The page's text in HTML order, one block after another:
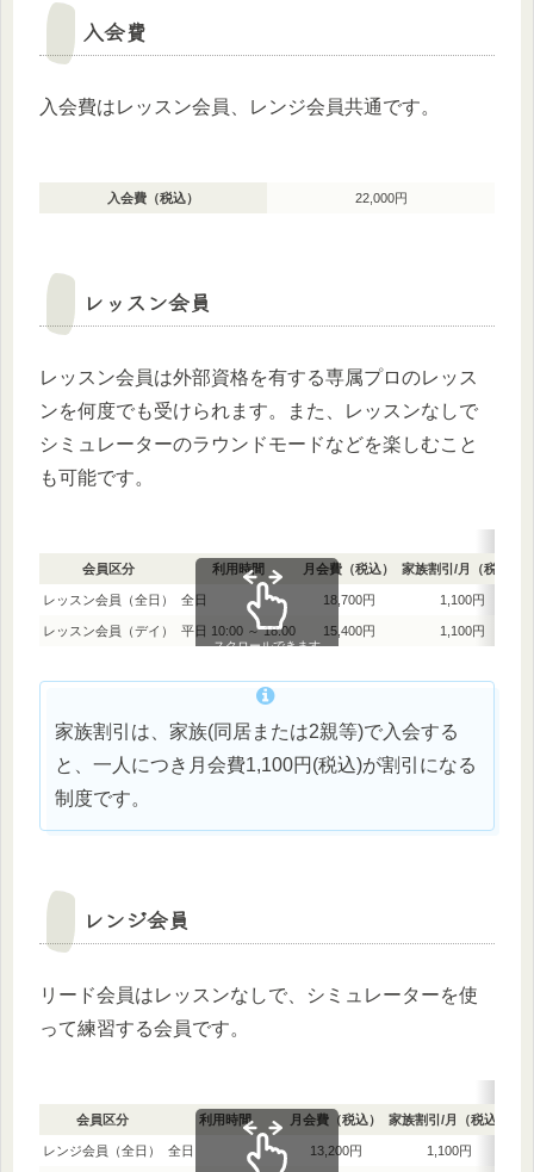
入会費
入会費はレッスン会員、レンジ会員共通です。
入会費（税込） 22,000円
レッスン会員
レッスン会員は外部資格を有する専属プロのレッス
ンを何度でも受けられます。また、レッスンなしで
シミュレーターのラウンドモードなどを楽しむこと
も可能です。
会員区分 利用時間 月会費（税込） 家族割引/月（税込）
レッスン会員（全日） 全日 18,700円 1,100円
レッスン会員（デイ） 平日 10:00 ～ 18:00 15,400円 1,100円
スクロールできます
家族割引は、家族(同居または2親等)で入会する
と、一人につき月会費1,100円(税込)が割引になる
制度です。
レンジ会員
リード会員はレッスンなしで、シミュレーターを使
って練習する会員です。
会員区分 利用時間 月会費（税込） 家族割引/月（税込）
レンジ会員（全日） 全日 13,200円 1,100円